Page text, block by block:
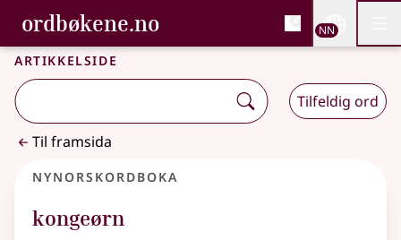
Gå til hovudinnhald
Tilgjenge
ordbøkene.no, Bokmålsordboka og
Bokmålsordboka og Nynorskordboka
NN
Artikkelside
Tilfeldig ord
Til framsida
Nynorskordboka
kongeørn